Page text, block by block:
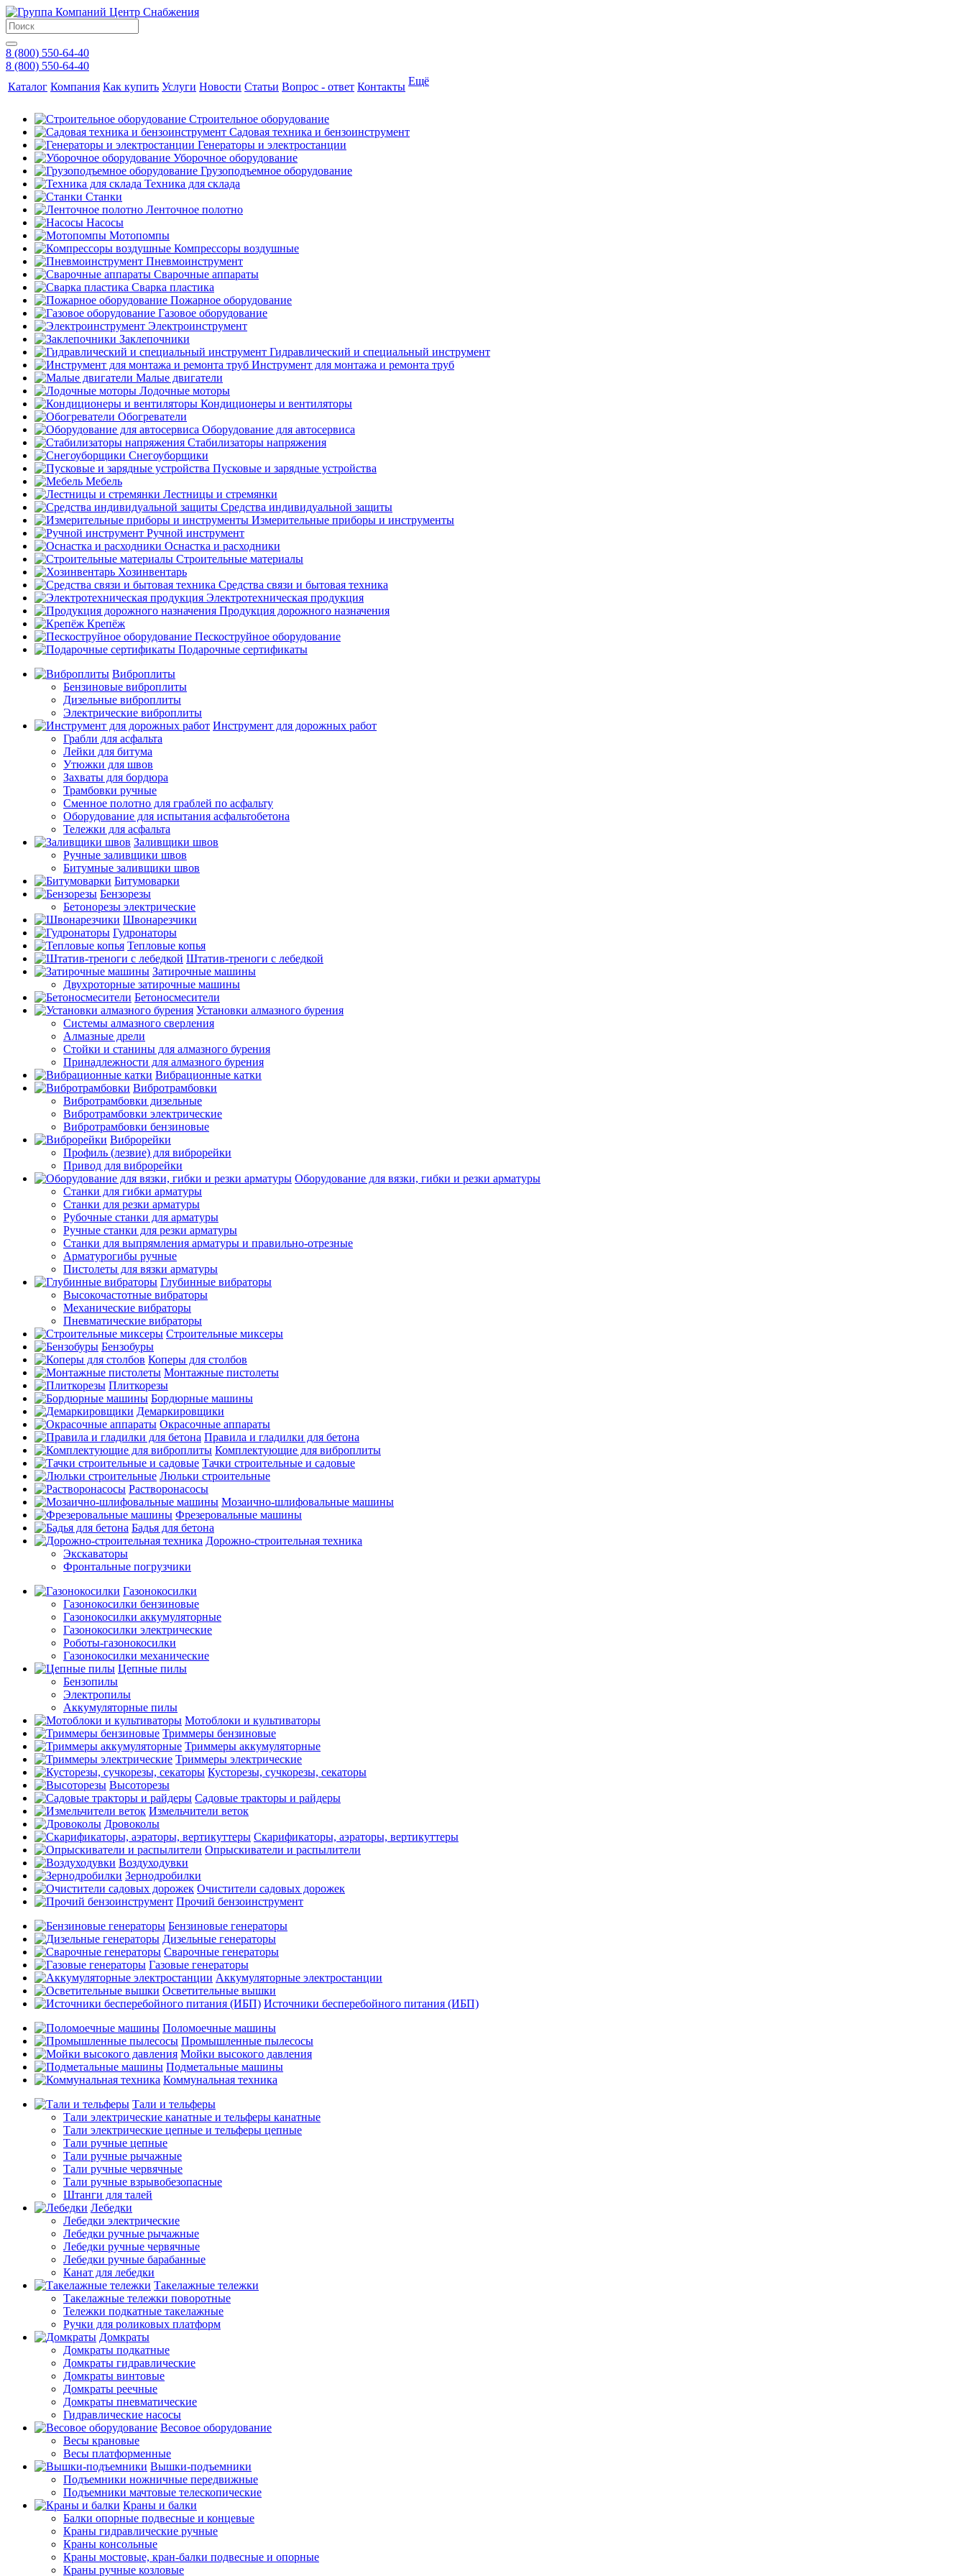
8 (800) 550-64-40
8 (800) 550-64-40
Каталог Компания Как купить Услуги Новости Статьи Вопрос - ответ Контакты Ещё
Строительное оборудование
Садовая техника и бензоинструмент
Генераторы и электростанции
Уборочное оборудование
Грузоподъемное оборудование
Техника для склада
Станки
Ленточное полотно
Насосы
Мотопомпы
Компрессоры воздушные
Пневмоинструмент
Сварочные аппараты
Сварка пластика
Пожарное оборудование
Газовое оборудование
Электроинструмент
Заклепочники
Гидравлический и специальный инструмент
Инструмент для монтажа и ремонта труб
Малые двигатели
Лодочные моторы
Кондиционеры и вентиляторы
Обогреватели
Оборудование для автосервиса
Стабилизаторы напряжения
Снегоуборщики
Пусковые и зарядные устройства
Мебель
Лестницы и стремянки
Средства индивидуальной защиты
Измерительные приборы и инструменты
Ручной инструмент
Оснастка и расходники
Строительные материалы
Хозинвентарь
Средства связи и бытовая техника
Электротехническая продукция
Продукция дорожного назначения
Крепёж
Пескоструйное оборудование
Подарочные сертификаты
Виброплиты
Бензиновые виброплиты
Дизельные виброплиты
Электрические виброплиты
Инструмент для дорожных работ
Грабли для асфальта
Лейки для битума
Утюжки для швов
Захваты для бордюра
Трамбовки ручные
Сменное полотно для граблей по асфальту
Оборудование для испытания асфальтобетона
Тележки для асфальта
Заливщики швов
Ручные заливщики швов
Битумные заливщики швов
Битумоварки
Бензорезы
Бетонорезы электрические
Швонарезчики
Гудронаторы
Тепловые копья
Штатив-треноги с лебедкой
Затирочные машины
Двухроторные затирочные машины
Бетоносмесители
Установки алмазного бурения
Системы алмазного сверления
Алмазные дрели
Стойки и станины для алмазного бурения
Принадлежности для алмазного бурения
Вибрационные катки
Вибротрамбовки
Вибротрамбовки дизельные
Вибротрамбовки электрические
Вибротрамбовки бензиновые
Виброрейки
Профиль (лезвие) для виброрейки
Привод для виброрейки
Оборудование для вязки, гибки и резки арматуры
Станки для гибки арматуры
Станки для резки арматуры
Рубочные станки для арматуры
Ручные станки для резки арматуры
Станки для выпрямления арматуры и правильно-отрезные
Арматурогибы ручные
Пистолеты для вязки арматуры
Глубинные вибраторы
Высокочастотные вибраторы
Механические вибраторы
Пневматические вибраторы
Строительные миксеры
Бензобуры
Коперы для столбов
Монтажные пистолеты
Плиткорезы
Бордюрные машины
Демаркировщики
Окрасочные аппараты
Правила и гладилки для бетона
Комплектующие для виброплиты
Тачки строительные и садовые
Люльки строительные
Растворонасосы
Мозаично-шлифовальные машины
Фрезеровальные машины
Бадья для бетона
Дорожно-строительная техника
Экскаваторы
Фронтальные погрузчики
Газонокосилки
Газонокосилки бензиновые
Газонокосилки аккумуляторные
Газонокосилки электрические
Роботы-газонокосилки
Газонокосилки механические
Цепные пилы
Бензопилы
Электропилы
Аккумуляторные пилы
Мотоблоки и культиваторы
Триммеры бензиновые
Триммеры аккумуляторные
Триммеры электрические
Кусторезы, сучкорезы, секаторы
Высоторезы
Садовые тракторы и райдеры
Измельчители веток
Дровоколы
Скарификаторы, аэраторы, вертикуттеры
Опрыскиватели и распылители
Воздуходувки
Зернодробилки
Очистители садовых дорожек
Прочий бензоинструмент
Бензиновые генераторы
Дизельные генераторы
Сварочные генераторы
Газовые генераторы
Аккумуляторные электростанции
Осветительные вышки
Источники бесперебойного питания (ИБП)
Поломоечные машины
Промышленные пылесосы
Мойки высокого давления
Подметальные машины
Коммунальная техника
Тали и тельферы
Тали электрические канатные и тельферы канатные
Тали электрические цепные и тельферы цепные
Тали ручные цепные
Тали ручные рычажные
Тали ручные червячные
Тали ручные взрывобезопасные
Штанги для талей
Лебедки
Лебедки электрические
Лебедки ручные рычажные
Лебедки ручные червячные
Лебедки ручные барабанные
Канат для лебедки
Такелажные тележки
Такелажные тележки поворотные
Тележки подкатные такелажные
Ручки для роликовых платформ
Домкраты
Домкраты подкатные
Домкраты гидравлические
Домкраты винтовые
Домкраты реечные
Домкраты пневматические
Гидравлические насосы
Весовое оборудование
Весы крановые
Весы платформенные
Вышки-подъемники
Подъемники ножничные передвижные
Подъемники мачтовые телескопические
Краны и балки
Балки опорные подвесные и концевые
Краны гидравлические ручные
Краны консольные
Краны мостовые, кран-балки подвесные и опорные
Краны ручные козловые